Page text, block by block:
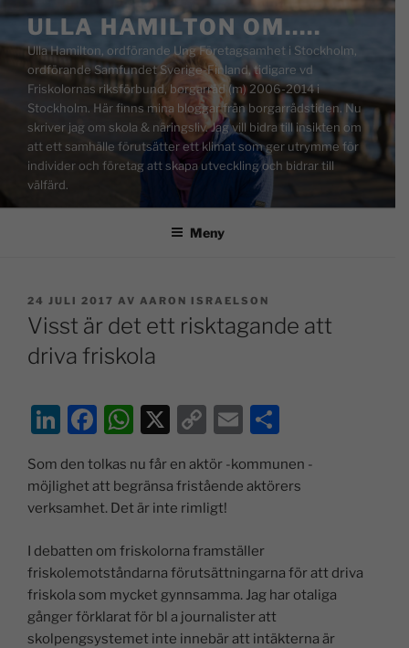
ULLA HAMILTON OM…..
Ulla Hamilton, ordförande Ung Företagsamhet i Stockholm,
ordförande Samfundet Sverige-Finland, tidigare vd
Friskolornas riksförbund, borgarråd (m) 2006-2014 i
Stockholm. Här finns mina bloggar från borgarrådstiden. Nu
skriver jag om skola & näringsliv. Jag vill bidra till insikten om
att ett samhälle förutsätter ett klimat som ger utrymme för
individer och företag att skapa utveckling och bidrar till
välfärd.
Meny
24 JULI 2017 AV AARON ISRAELSON
Visst är det ett risktagande att
driva friskola
Li
k
e
dI
n
F
c
e
o
o
k
W
at
s
A
p
p
X
C
p
y
n
k
E
ai a
Som den tolkas nu får en aktör -kommunen -
möjlighet att begränsa fristående aktörers
verksamhet. Det är inte rimligt!
I debatten om friskolorna framställer
friskolemotståndarna förutsättningarna för att driva
friskola som mycket gynnsamma. Jag har otaliga
gånger förklarat för bl a journalister att
skolpengsystemet inte innebär att intäkterna är